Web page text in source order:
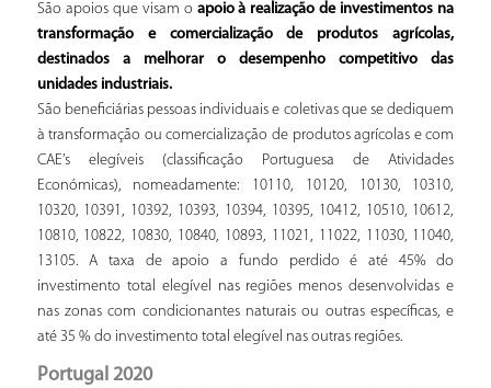
São apoios que visam o apoio à realização de investimentos na
transformação e comercialização de produtos agrícolas,
destinados a melhorar o desempenho competitivo das
unidades industriais.
São beneficiárias pessoas individuais e coletivas que se dediquem
à transformação ou comercialização de produtos agrícolas e com
CAE’s elegíveis (classificação Portuguesa de Atividades
Económicas), nomeadamente: 10110, 10120, 10130, 10310,
10320, 10391, 10392, 10393, 10394, 10395, 10412, 10510, 10612,
10810, 10822, 10830, 10840, 10893, 11021, 11022, 11030, 11040,
13105. A taxa de apoio a fundo perdido é até 45% do
investimento total elegível nas regiões menos desenvolvidas e
nas zonas com condicionantes naturais ou outras específicas, e
até 35 % do investimento total elegível nas outras regiões.
Portugal 2020